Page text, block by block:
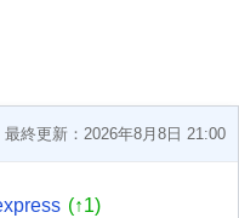
最終更新：2026年8月8日 21:00
(↑1)